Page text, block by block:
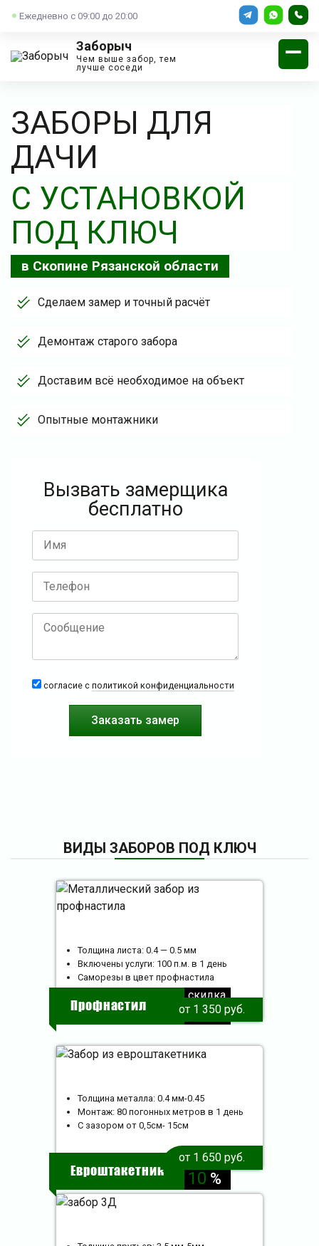
Ежедневно с 09:00 до 20:00
Заборыч
Чем выше забор, тем
лучше соседи
ЗАБОРЫ ДЛЯ
ДАЧИ
С УСТАНОВКОЙ
ПОД КЛЮЧ
в Скопине Рязанской области
Сделаем замер и точный расчёт
Демонтаж старого забора
Доставим всё необходимое на объект
Опытные монтажники
Вызвать замерщика
бесплатно
согласие с политикой конфиденциальности
ВИДЫ ЗАБОРОВ ПОД КЛЮЧ
Профнастил
скидка
10%
Толщина листа: 0.4 — 0.5 мм
Включены услуги: 100 п.м. в 1 день
Саморезы в цвет профнастила
от 1 350 руб.
Евроштакетник
скидка
10 %
Толщина металла: 0.4 мм-0.45
Монтаж: 80 погонных метров в 1 день
С зазором от 0,5см- 15см
от 1 650 руб.